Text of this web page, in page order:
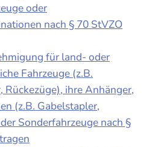
oder
nach § 70 StVZO
für land- oder
Fahrzeuge (z.B.
Rückezüge), ihre Anhänger,
(z.B. Gabelstapler,
Sonderfahrzeuge nach §